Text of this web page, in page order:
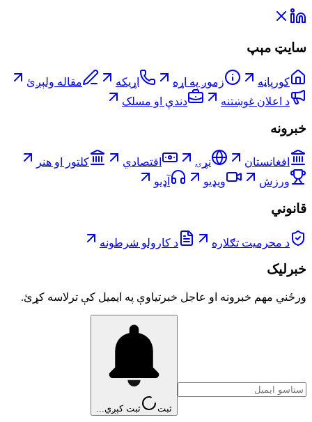
سایټ مېپ
کورپاڼه زموږ په اړه اړیکه
مقاله ولېږئ
د اعلان غوښتنه
دندې او مسلک
خبرونه
افغانستان نړۍ اقتصادي
کلتور او هنر
ورزش
ویډیو آډیو
قانوني
د محرمیت تګلاره د کارولو شرطونه
خبرلیک
ورځني مهم خبرونه او عاجل خبرتیاوې په ایمیل کې ترلاسه کړئ.
ثبت ثبت کېږي...